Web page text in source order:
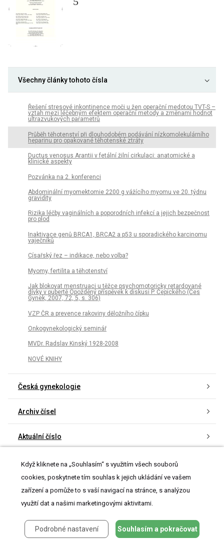
Všechny články tohoto čísla
Řešení stresové inkontinence moči u žen operační medotou TVT-S –
vztah mezi léčebným efektem operační metody a změnami hodnot
ultrazvukových parametrů
Průběh těhotenství při dlouhodobém podávání nízkomolekulárního
heparinu pro opakované těhotenské ztráty
Ductus venosus Arantii v fetální žilní cirkulaci: anatomické a
klinické aspekty
Pozvánka na 2. konferenci
Abdominální myomektomie 2200 g vážícího myomu ve 20. týdnu
gravidity
Rizika léčby vaginálních a poporodních infekcí a jejich bezpečnost
pro plod
Inaktivace genů BRCA1, BRCA2 a p53 u sporadického karcinomu
vaječníků
Císařský řez – indikace, nebo volba?
Myomy, fertilita a těhotenství
Jak blokovat menstruaci u těžce psychomotoricky retardované
dívky v pubertě Opožděný příspěvek k diskusi P. Čepického (Čes
Gynek, 2007, 72, 5, s. 306)
VZP ČR a prevence rakoviny děložního čípku
Onkogynekologický seminář
MVDr. Radslav Kinský 1928-2008
NOVÉ KNIHY
Česká gynekologie
Archiv čísel
Aktuální číslo
Informace o časopisu
Nejčtenější v tomto čísle
Když kliknete na „Souhlasím“ s využitím všech souborů
cookies, poskytnete tím souhlas k jejich ukládání ve vašem
zařízení a pomůže to s vaší navigací na stránce, s analýzou
využití dat a našimi marketingovými aktivitami.
Podrobné nastavení Souhlasím a pokračovat